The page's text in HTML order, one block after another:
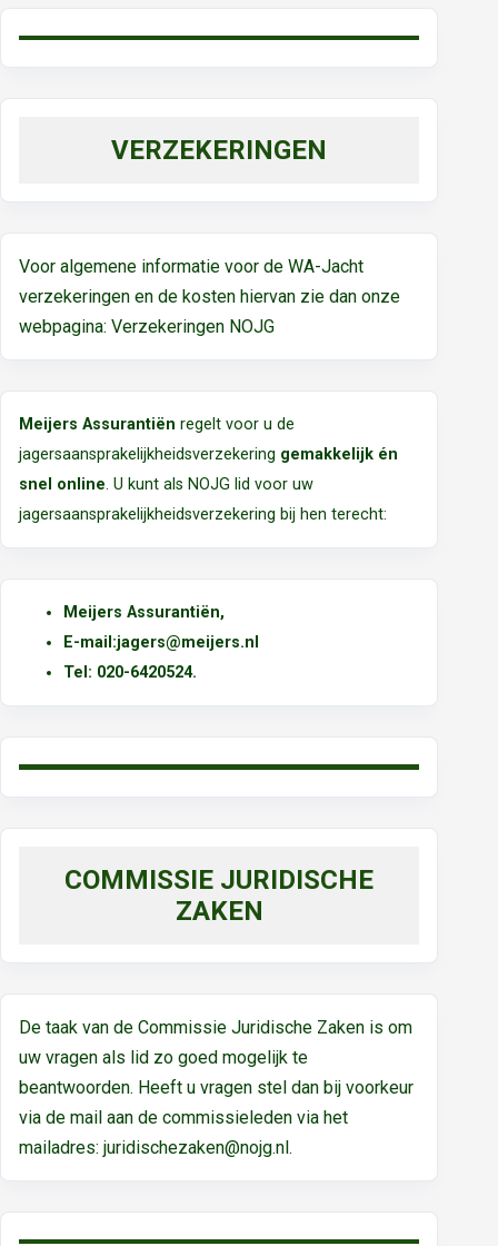
VERZEKERINGEN
Voor algemene informatie voor de WA-Jacht
verzekeringen en de kosten hiervan zie dan onze
webpagina: Verzekeringen NOJG
Meijers Assurantiën regelt voor u de
jagersaansprakelijkheidsverzekering gemakkelijk én
snel online. U kunt als NOJG lid voor uw
jagersaansprakelijkheidsverzekering bij hen terecht:
Meijers Assurantiën,
E-mail:jagers@meijers.nl
Tel: 020-6420524.
COMMISSIE JURIDISCHE
ZAKEN
De taak van de Commissie Juridische Zaken is om
uw vragen als lid zo goed mogelijk te
beantwoorden. Heeft u vragen stel dan bij voorkeur
via de mail aan de commissieleden via het
mailadres: juridischezaken@nojg.nl.